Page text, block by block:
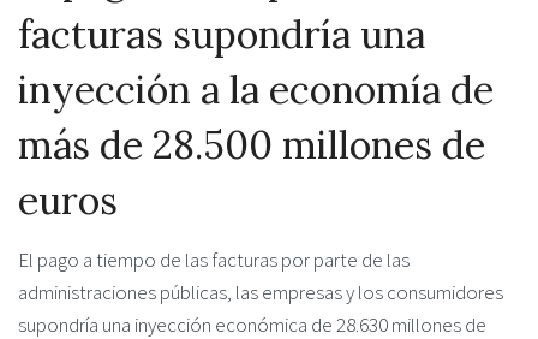
facturas supondría una
inyección a la economía de
más de 28.500 millones de
euros
El pago a tiempo de las facturas por parte de las
administraciones públicas, las empresas y los consumidores
supondría una inyección económica de 28.630 millones de